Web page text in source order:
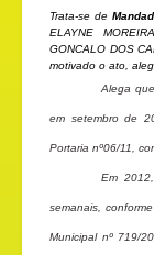
Trata-se de
ELAYNE
GONCALO DOS
motivado o ato,
Alega
em setembro de
Portaria nº06/11,
Em
semanais,
Municipal nº 719/